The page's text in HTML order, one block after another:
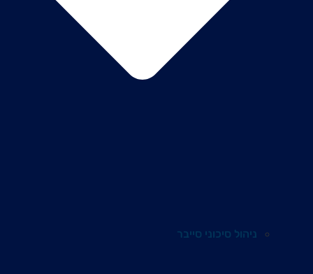
ניהול סיכוני סייבר